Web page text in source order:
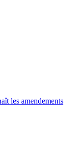
les amendements